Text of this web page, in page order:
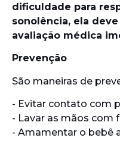
dificuldade para
sonolência, ela
avaliação médica
Prevenção
São maneiras de
- Evitar contato com
- Lavar as mãos com
- Amamentar o bebê